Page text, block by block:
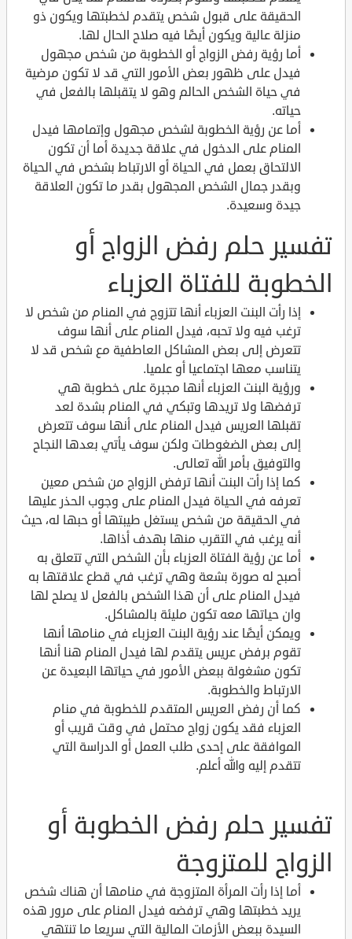
الحقيقة على قبول شخص يتقدم لخطبتها ويكون ذو
منزلة عالية ويكون أيضًا فيه صلاح الحال لها.
أما رؤية رفض الزواج أو الخطوبة من شخص مجهول
فيدل على ظهور بعض الأمور التي قد لا تكون مرضية
في حياة الشخص الحالم وهو لا يتقبلها بالفعل في
حياته.
أما عن رؤية الخطوبة لشخص مجهول وإتمامها فيدل
المنام على الدخول في علاقة جديدة أما أن تكون
الالتحاق بعمل في الحياة أو الارتباط بشخص في الحياة
وبقدر جمال الشخص المجهول بقدر ما تكون العلاقة
جيدة وسعيدة.
تفسير حلم رفض الزواج أو
الخطوبة للفتاة العزباء
إذا رأت البنت العزباء أنها تتزوج في المنام من شخص لا
ترغب فيه ولا تحبه، فيدل المنام على أنها سوف
تتعرض إلى بعض المشاكل العاطفية مع شخص قد لا
يتناسب معها اجتماعيا أو علميا.
ورؤية البنت العزباء أنها مجبرة على خطوبة هي
ترفضها ولا تريدها وتبكي في المنام بشدة لعد
تقبلها العريس فيدل المنام على أنها سوف تتعرض
إلى بعض الضغوطات ولكن سوف يأتي بعدها النجاح
والتوفيق بأمر الله تعالى.
كما إذا رأت البنت أنها ترفض الزواج من شخص معين
تعرفه في الحياة فيدل المنام على وجوب الحذر عليها
في الحقيقة من شخص يستغل طيبتها أو حبها له، حيث
أنه يرغب في التقرب منها بهدف أذاها.
أما عن رؤية الفتاة العزباء بأن الشخص التي تتعلق به
أصبح له صورة بشعة وهي ترغب في قطع علاقتها به
فيدل المنام على أن هذا الشخص بالفعل لا يصلح لها
وان حياتها معه تكون مليئة بالمشاكل.
ويمكن أيضًا عند رؤية البنت العزباء في منامها أنها
تقوم برفض عريس يتقدم لها فيدل المنام هنا أنها
تكون مشغولة ببعض الأمور في حياتها البعيدة عن
الارتباط والخطوبة.
كما أن رفض العريس المتقدم للخطوبة في منام
العزباء فقد يكون زواج محتمل في وقت قريب أو
الموافقة على إحدى طلب العمل أو الدراسة التي
تتقدم إليه والله أعلم.
تفسير حلم رفض الخطوبة أو
الزواج للمتزوجة
أما إذا رأت المرأة المتزوجة في منامها أن هناك شخص
يريد خطبتها وهي ترفضه فيدل المنام على مرور هذه
السيدة ببعض الأزمات المالية التي سريعا ما تنتهي